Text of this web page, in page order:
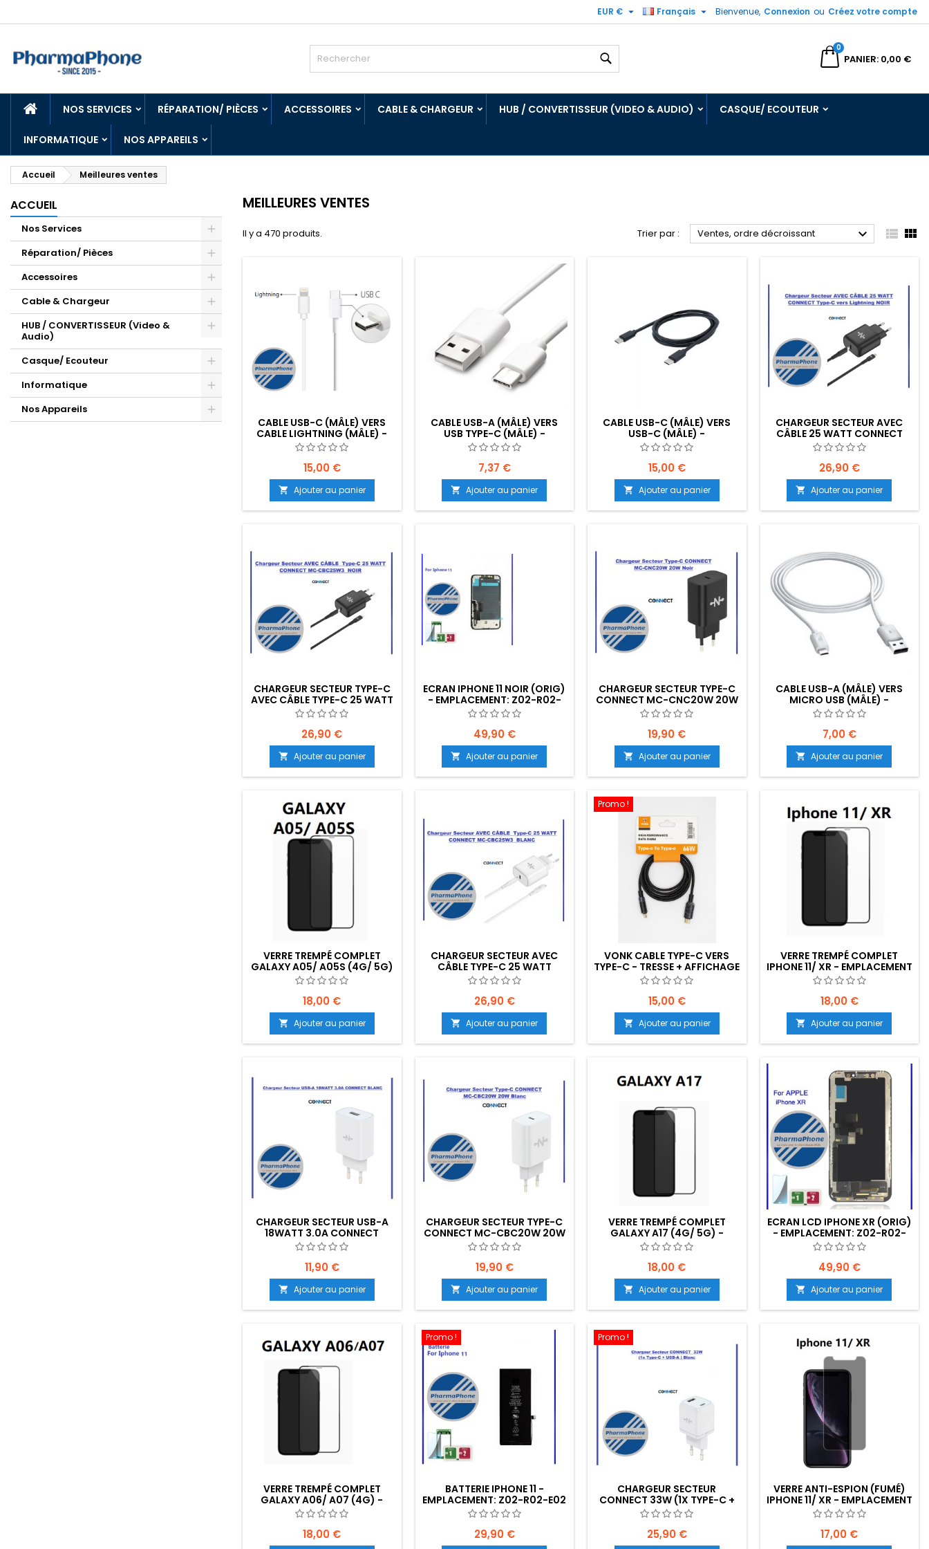
Bienvenue, Connexion ou Créez votre compte
Français 
EUR € 
PANIER
0
0,00 €
ACCUEILNOS SERVICES RÉPARATION/ PIÈCES ACCESSOIRES CABLE & CHARGEUR HUB / CONVERTISSEUR (VIDEO & AUDIO) CASQUE/ ECOUTEUR
INFORMATIQUE NOS APPAREILS
Accueil Meilleures ventes
ACCUEIL
Nos Services
Réparation/ Pièces
Accessoires
Cable & Chargeur
HUB / CONVERTISSEUR (Video &
Audio)
Casque/ Ecouteur
Informatique
Nos Appareils
MEILLEURES VENTES
Il y a 470 produits. Trier par : Ventes, ordre décroissant   
CABLE USB-C (MÂLE) VERS
CABLE LIGHTNING (MÂLE) -
EMPLACEMENT: Z02-B10-E02
15,00 €
 Ajouter au panier
CABLE USB-A (MÂLE) VERS
USB TYPE-C (MÂLE) -
EMPLACEMENT: Z02-B10-E03
7,37 €
 Ajouter au panier
CABLE USB-C (MÂLE) VERS
USB-C (MÂLE) -
EMPLACEMENT : Z02-B10-E02
15,00 €
 Ajouter au panier
CHARGEUR SECTEUR AVEC
CÂBLE 25 WATT CONNECT
TYPE-C VERS LIGHTNING NOIR
- EMPLACEMENT: Z02-B105-
E07
26,90 €
 Ajouter au panier
CHARGEUR SECTEUR TYPE-C
AVEC CÂBLE TYPE-C 25 WATT
CONNECT MC-CBC25W3
NOIR - EMPLACEMENT: Z02-
B105-E06
26,90 €
 Ajouter au panier
ECRAN IPHONE 11 NOIR (ORIG)
- EMPLACEMENT: Z02-R02-
E01
49,90 €
 Ajouter au panier
CHARGEUR SECTEUR TYPE-C
CONNECT MC-CNC20W 20W
NOIR - EMPLACEMENT: Z02-
B100-E02
19,90 €
 Ajouter au panier
CABLE USB-A (MÂLE) VERS
MICRO USB (MÂLE) -
EMPLACEMENT: Z2 - B10 - E04
7,00 €
 Ajouter au panier
VERRE TREMPÉ COMPLET
GALAXY A05/ A05S (4G/ 5G)
- EMPLACEMENT : Z02-B25-
E01
18,00 €
 Ajouter au panier
CHARGEUR SECTEUR AVEC
CÂBLE TYPE-C 25 WATT
CONNECT MC-CBC25W3
BLANC - EMPLACEMENT: Z02-
B105-E08
26,90 €
 Ajouter au panier
Promo !
VONK CABLE TYPE-C VERS
TYPE-C - TRESSE + AFFICHAGE
60W - EMPLACEMENT: Z02-
B10-E01
15,00 €
 Ajouter au panier
VERRE TREMPÉ COMPLET
IPHONE 11/ XR - EMPLACEMENT
: Z02-B50-E04
18,00 €
 Ajouter au panier
CHARGEUR SECTEUR USB-A
18WATT 3.0A CONNECT
BLANC - EMPLACEMENT: Z02 -
B200 - E06
11,90 €
 Ajouter au panier
CHARGEUR SECTEUR TYPE-C
CONNECT MC-CBC20W 20W
BLANC - EMPLACEMENT: Z02-
B100-E01
19,90 €
 Ajouter au panier
VERRE TREMPÉ COMPLET
GALAXY A17 (4G/ 5G) -
EMPLACEMENT : Z02-B15-E03
18,00 €
 Ajouter au panier
ECRAN LCD IPHONE XR (ORIG)
- EMPLACEMENT: Z02-R02-
E01
49,90 €
 Ajouter au panier
VERRE TREMPÉ COMPLET
GALAXY A06/ A07 (4G) -
EMPLACEMENT : Z02-B40-E01
18,00 €
Promo !
BATTERIE IPHONE 11 -
EMPLACEMENT: Z02-R02-E02
29,90 €
Promo !
CHARGEUR SECTEUR
CONNECT 33W (1X TYPE-C +
USB-A ) BLANC -
EMPLACEMENT: Z02-B100-
E07
25,90 €
VERRE ANTI-ESPION (FUMÉ)
IPHONE 11/ XR - EMPLACEMENT
: Z02-B20-E03
17,00 €